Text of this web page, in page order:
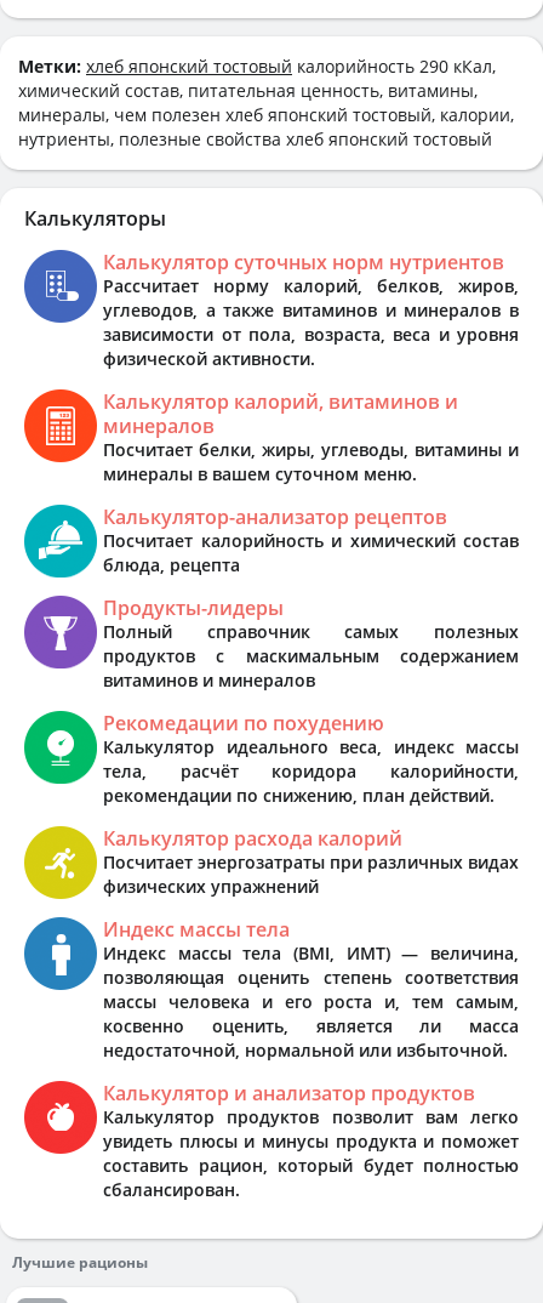
Метки: хлеб японский тостовый калорийность 290 кКал,
химический состав, питательная ценность, витамины,
минералы, чем полезен хлеб японский тостовый, калории,
нутриенты, полезные свойства хлеб японский тостовый
Калькуляторы
Калькулятор суточных норм нутриентов
Рассчитает норму калорий, белков, жиров,
углеводов, а также витаминов и минералов в
зависимости от пола, возраста, веса и уровня
физической активности.
Калькулятор калорий, витаминов и
минералов
Посчитает белки, жиры, углеводы, витамины и
минералы в вашем суточном меню.
Калькулятор-анализатор рецептов
Посчитает калорийность и химический состав
блюда, рецепта
Продукты-лидеры
Полный справочник самых полезных
продуктов с маскимальным содержанием
витаминов и минералов
Рекомедации по похудению
Калькулятор идеального веса, индекс массы
тела, расчёт коридора калорийности,
рекомендации по снижению, план действий.
Калькулятор расхода калорий
Посчитает энергозатраты при различных видах
физических упражнений
Индекс массы тела
Индекс массы тела (BMI, ИМТ) — величина,
позволяющая оценить степень соответствия
массы человека и его роста и, тем самым,
косвенно оценить, является ли масса
недостаточной, нормальной или избыточной.
Калькулятор и анализатор продуктов
Калькулятор продуктов позволит вам легко
увидеть плюсы и минусы продукта и поможет
составить рацион, который будет полностью
сбалансирован.
Лучшие рационы